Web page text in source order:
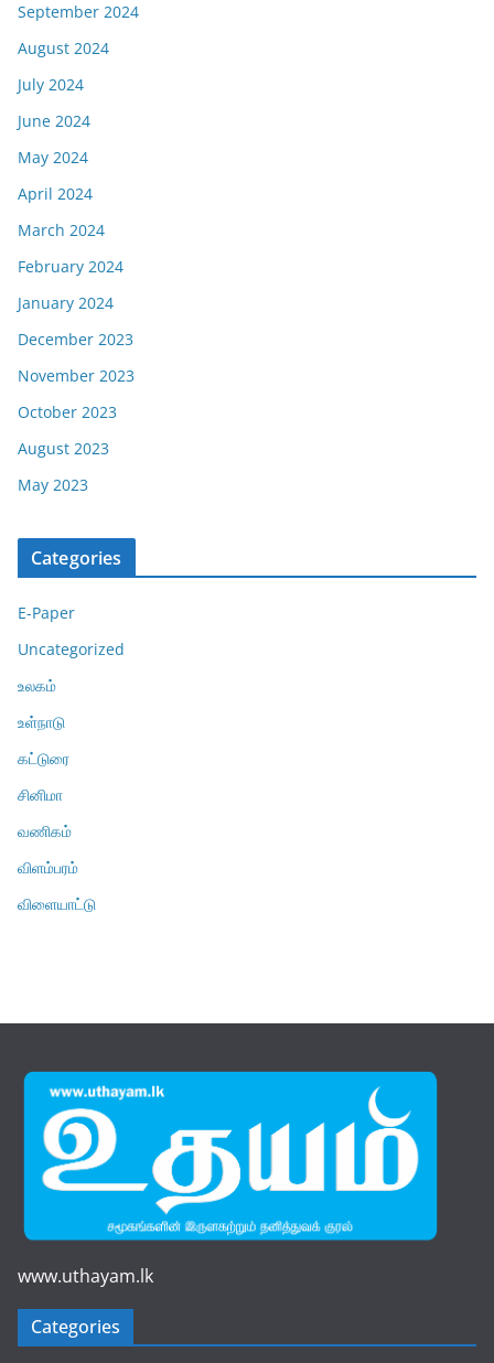
September 2024
August 2024
July 2024
June 2024
May 2024
April 2024
March 2024
February 2024
January 2024
December 2023
November 2023
October 2023
August 2023
May 2023
Categories
E-Paper
Uncategorized
உலகம்
உள்நாடு
கட்டுரை
சினிமா
வணிகம்
விளம்பரம்
விளையாட்டு
www.uthayam.lk
Categories